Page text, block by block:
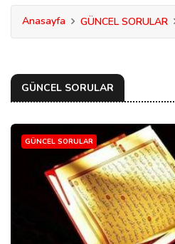
Anasayfa GÜNCEL SORULAR
GÜNCEL SORULAR
GÜNCEL SORULAR